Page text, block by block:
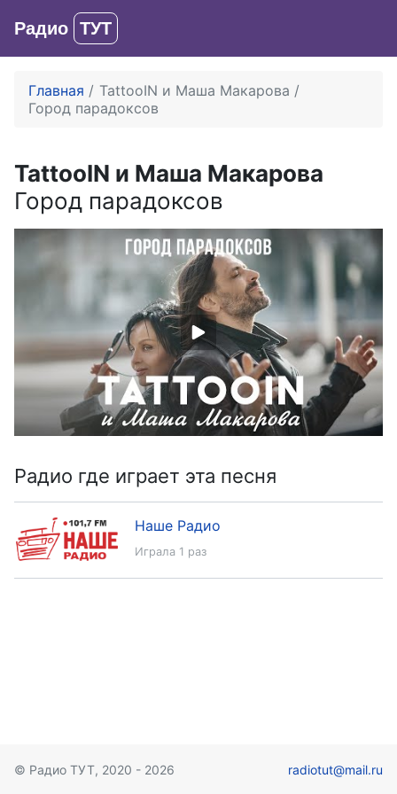
Радио ТУТ
Главная
TattooIN и Маша Макарова
Город парадоксов
TattooIN и Маша Макарова
Город парадоксов
Радио где играет эта песня
Играла 1 раз
Наше Радио
© Радио ТУТ, 2020 - 2026 radiotut@mail.ru